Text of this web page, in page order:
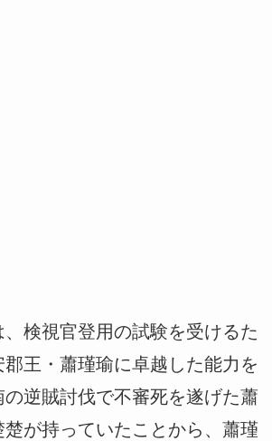
検視官登用の試験を受けるた
王・蕭瑾瑜に卓越した能力を
逆賊討伐で不審死を遂げた蕭
が持っていたことから、蕭瑾